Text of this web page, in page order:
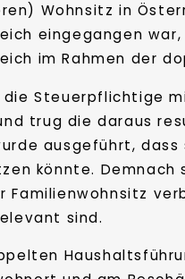
Wohnsitz in
eingegangen
im Rahmen der
die Steuerpflichtige
trug die daraus
ausgeführt,
könnte.
sind.